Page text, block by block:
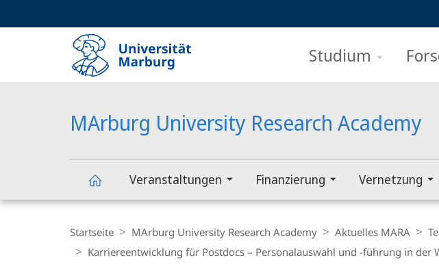
Studium
MArburg University Research Academy
University
Veranstaltungen Finanzierung Vernetzung
Navigation
Startseite MArburg University Research Academy Aktuelles MARA
Karriereentwicklung für Postdocs – Personalauswahl und -führung in der